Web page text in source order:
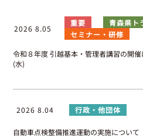
2026 8.05
重要
青森県ト
セミナー・研修
令和８年度 引越基本・管理者講習の開
(水)
2026 8.04 行政・他団体
自動車点検整備推進運動の実施につい